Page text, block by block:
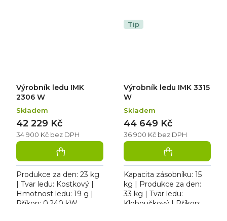
kostkový, odpadové...
Výrobník ledu IMK
2306 W
Skladem
34 900 Kč bez DPH
42 229 Kč
Produkce za den: 23 kg
| Tvar ledu: Kostkový |
Hmotnost ledu: 19 g |
Příkon: 0,240 kW.
Tip
Výrobník ledu IMK 3315
W
Skladem
36 900 Kč bez DPH
44 649 Kč
Kapacita zásobníku: 15
kg | Produkce za den:
33 kg | Tvar ledu:
Kloboučkový | Příkon: